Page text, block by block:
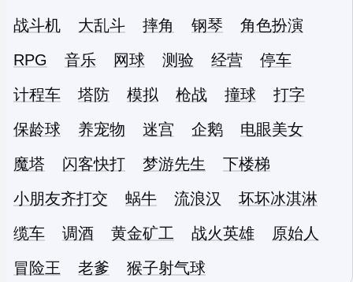
战斗机
大乱斗 摔角 钢琴
角色扮演
RPG
音乐 网球 测验 经营
停车
计程车
塔防 模拟 枪战 撞球
打字
保龄球
养宠物 迷宫 企鹅
电眼美女
魔塔
闪客快打 梦游先生
下楼梯
小朋友齐打交
蜗牛 流浪汉
坏坏冰淇淋
缆车
调酒 黄金矿工 战火英雄
原始人
冒险王
老爹 猴子射气球